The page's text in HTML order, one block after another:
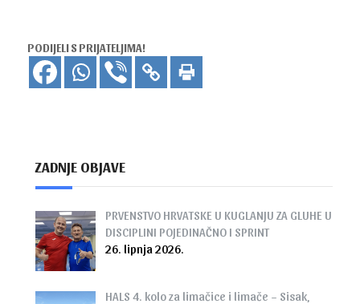
PODIJELI S PRIJATELJIMA!
ZADNJE OBJAVE
PRVENSTVO HRVATSKE U KUGLANJU ZA GLUHE U
DISCIPLINI POJEDINAČNO I SPRINT
26. lipnja 2026.
HALS 4. kolo za limačice i limače – Sisak,